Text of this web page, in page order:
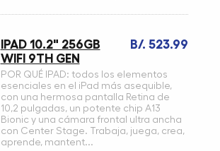
B/. 523.99
IPAD 10.2" 256GB
WIFI 9TH GEN
POR QUÉ IPAD: todos los elementos
esenciales en el iPad más asequible,
con una hermosa pantalla Retina de
10,2 pulgadas, un potente chip A13
Bionic y una cámara frontal ultra ancha
con Center Stage. Trabaja, juega, crea,
aprende, mantent...